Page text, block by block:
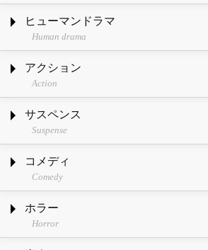
ヒューマンドラマ
Human drama
アクション
Action
サスペンス
Suspense
コメディ
Comedy
ホラー
Horror